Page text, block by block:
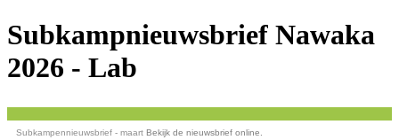
Subkampnieuwsbrief Nawaka
2026 - Lab